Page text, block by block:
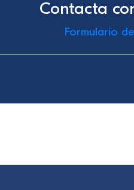
Contacta
Formulario